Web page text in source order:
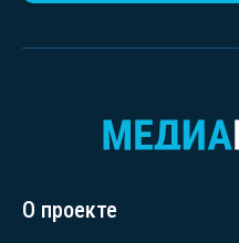
О проекте